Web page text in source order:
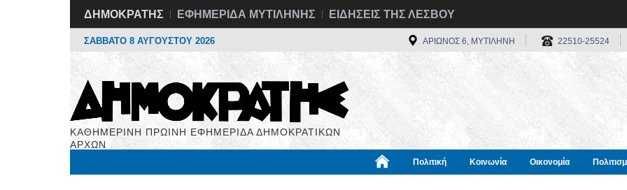
ΔΗΜΟΚΡΑΤΗΣ ΕΦΗΜΕΡΙΔΑ ΜΥΤΙΛΗΝΗΣ ΕΙΔΗΣΕΙΣ ΤΗΣ ΛΕΣΒΟΥ
ΣΑΒΒΑΤΟ 8 ΑΥΓΟΥΣΤΟΥ 2026 ΑΡΙΩΝΟΣ 6, ΜΥΤΙΛΗΝΗ 22510-25524
ΚΑΘΗΜΕΡΙΝΗ ΠΡΩΙΝΗ ΕΦΗΜΕΡΙΔΑ ΔΗΜΟΚΡΑΤΙΚΩΝ
ΑΡΧΩΝ
Πολιτική Κοινωνία Οικονομία